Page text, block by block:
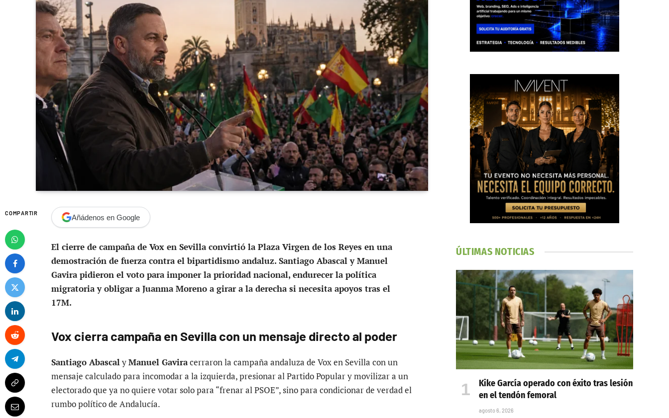
COMPARTIR Añádenos en Google
El cierre de campaña de Vox en Sevilla convirtió la Plaza Virgen de los Reyes en una
demostración de fuerza contra el bipartidismo andaluz. Santiago Abascal y Manuel
Gavira pidieron el voto para imponer la prioridad nacional, endurecer la política
migratoria y obligar a Juanma Moreno a girar a la derecha si necesita apoyos tras el
17M.
Vox cierra campaña en Sevilla con un mensaje directo al poder
Santiago Abascal yManuel Gaviracerraron la campaña andaluza de Vox en Sevilla con un
mensaje calculado para incomodar a la izquierda, presionar al Partido Popular y movilizar a un
electorado que ya no quiere votar solo para “frenar al PSOE”, sino para condicionar de verdad el
rumbo político de Andalucía.
ÚLTIMAS NOTICIAS
Kike García operado con éxito tras lesión
en el tendón femoral
agosto 6, 2026